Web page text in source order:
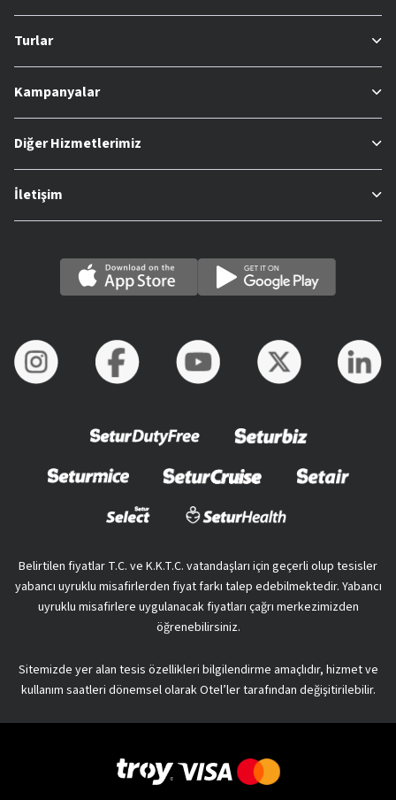
Turlar
Kampanyalar
Diğer Hizmetlerimiz
İletişim
Belirtilen fiyatlar T.C. ve K.K.T.C. vatandaşları için geçerli olup tesisler
yabancı uyruklu misafirlerden fiyat farkı talep edebilmektedir. Yabancı
uyruklu misafirlere uygulanacak fiyatları çağrı merkezimizden
öğrenebilirsiniz.
Sitemizde yer alan tesis özellikleri bilgilendirme amaçlıdır, hizmet ve
kullanım saatleri dönemsel olarak Otel’ler tarafından değişitirilebilir.